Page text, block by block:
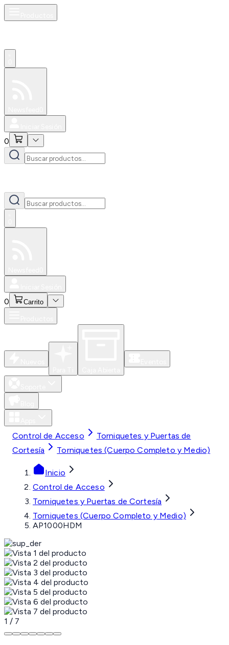
0
0 Carrito
Control de Acceso
Torniquetes y Puertas de
Cortesía
Torniquetes (Cuerpo Completo y Medio)
Inicio
Control de Acceso
Torniquetes y Puertas de Cortesía
Torniquetes (Cuerpo Completo y Medio)
AP1000HDM
1 / 7